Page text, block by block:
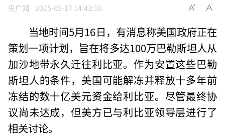
央广网 2025-05-17 14:43:10
当地时间5月16日，有消息称美国政府正在
策划一项计划，旨在将多达100万巴勒斯坦人从
加沙地带永久迁往利比亚。作为安置这些巴勒
斯坦人的条件，美国可能解冻并释放十多年前
冻结的数十亿美元资金给利比亚。尽管最终协
议尚未达成，但美方已与利比亚领导层进行了
相关讨论。